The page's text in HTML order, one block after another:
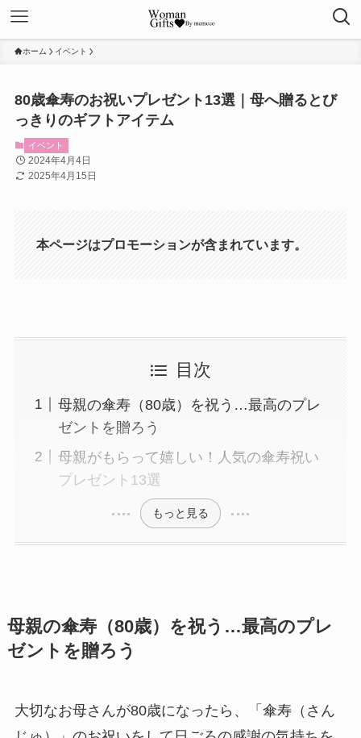
ホーム イベント
80歳傘寿のお祝いプレゼント13選｜母へ贈るとび
っきりのギフトアイテム
イベント
2024年4月4日
2025年4月15日
本ページはプロモーションが含まれています。
目次
母親の傘寿（80歳）を祝う…最高のプレ
ゼントを贈ろう
母親がもらって嬉しい！人気の傘寿祝い
プレゼント13選
もっと見る
母親の傘寿（80歳）を祝う…最高のプレ
ゼントを贈ろう
大切なお母さんが80歳になったら、「傘寿（さん